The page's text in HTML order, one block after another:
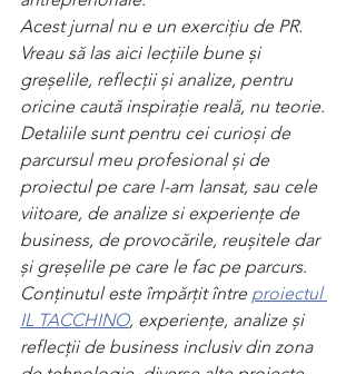
Acest jurnal nu e un exercițiu de PR.
Vreau să las aici lecțiile bune și
greșelile, reflecții și analize, pentru
oricine caută inspirație reală, nu teorie.
Detaliile sunt pentru cei curioși de
parcursul meu profesional și de
proiectul pe care l-am lansat, sau cele
viitoare, de analize si experiențe de
business, de provocările, reușitele dar
și greșelile pe care le fac pe parcurs.
Conținutul este împărțit între proiectul
IL TACCHINO, experiențe, analize și
reflecții de business inclusiv din zona